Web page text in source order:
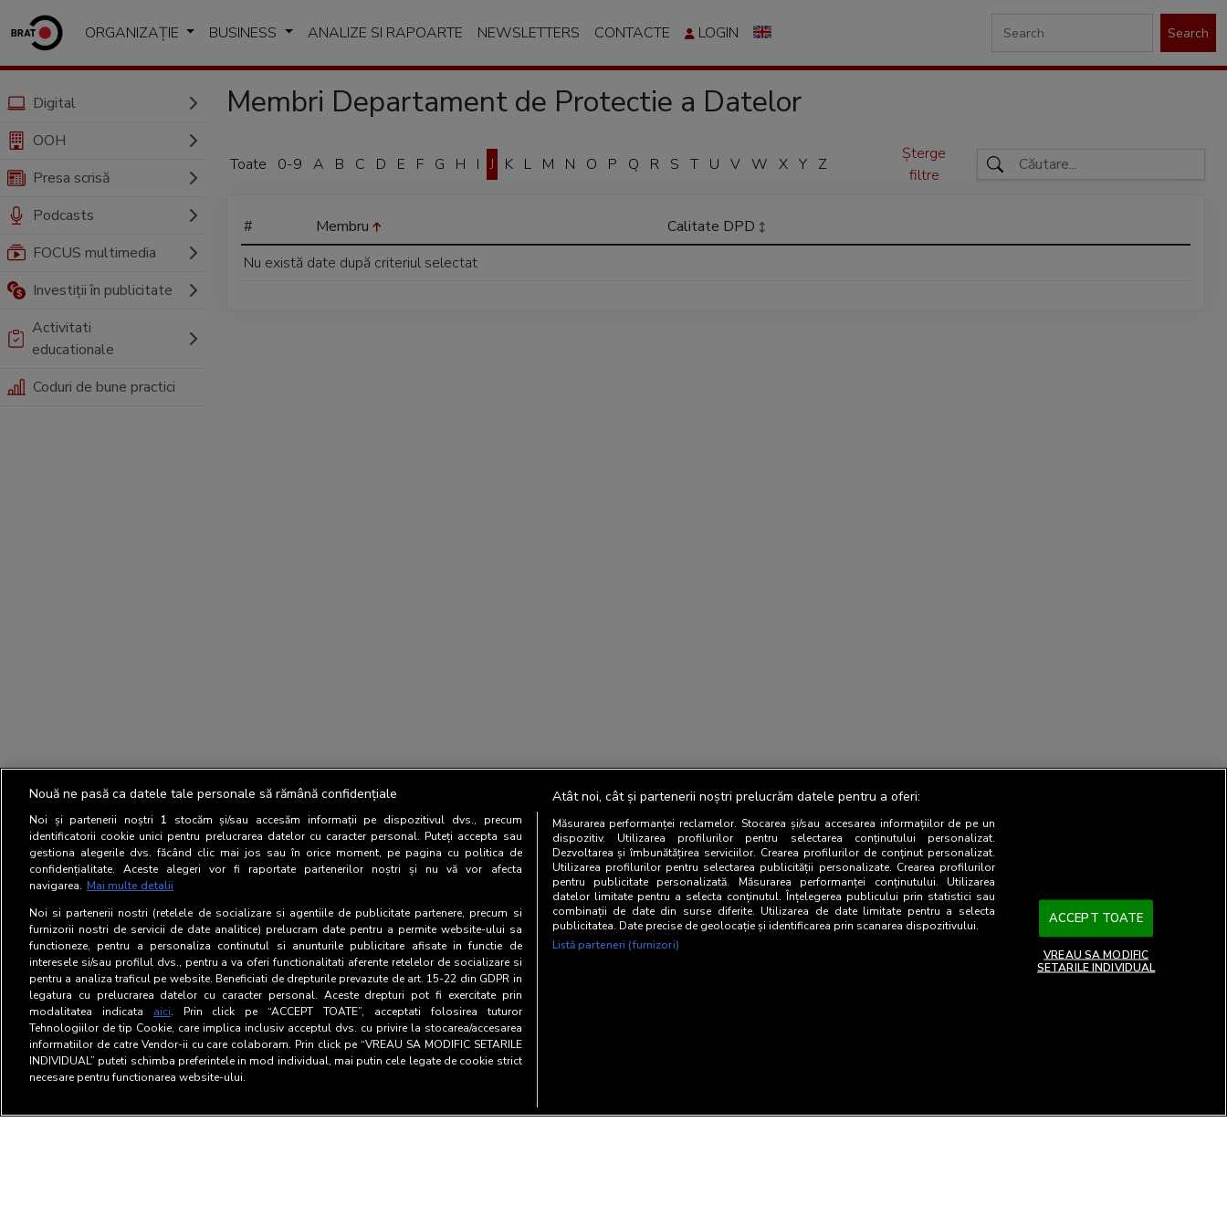
ORGANIZAȚIE BUSINESS ANALIZE SI RAPOARTE NEWSLETTERS CONTACTE LOGIN Search
Digital
OOH
Presa scrisă
Podcasts
FOCUS multimedia
Investiții în publicitate
Activitati
educationale
Coduri de bune practici
Membri Departament de Protectie a Datelor
Toate 0-9 A B C D E F G H I J K L M N O P Q R S T U V W X Y Z
Șterge
filtre
# Membru
Calitate DPD
Nu există date după criteriul selectat
Nouă ne pasă ca datele tale personale să rămână confidențiale
Noi și partenerii noștri 1 stocăm și/sau accesăm informații pe dispozitivul dvs., precum
identificatorii cookie unici pentru prelucrarea datelor cu caracter personal. Puteți accepta sau
gestiona alegerile dvs. făcând clic mai jos sau în orice moment, pe pagina cu politica de
confidențialitate. Aceste alegeri vor fi raportate partenerilor noștri și nu vă vor afecta
navigarea. Mai multe detalii
Noi si partenerii nostri (retelele de socializare si agentiile de publicitate partenere, precum si
furnizorii nostri de servicii de date analitice) prelucram date pentru a permite website-ului sa
functioneze, pentru a personaliza continutul si anunturile publicitare afisate in functie de
interesele si/sau profilul dvs., pentru a va oferi functionalitati aferente retelelor de socializare si
pentru a analiza traficul pe website. Beneficiati de drepturile prevazute de art. 15-22 din GDPR in
legatura cu prelucrarea datelor cu caracter personal. Aceste drepturi pot fi exercitate prin
modalitatea indicata aici. Prin click pe “ACCEPT TOATE”, acceptati folosirea tuturor
Tehnologiilor de tip Cookie, care implica inclusiv acceptul dvs. cu privire la stocarea/accesarea
informatiilor de catre Vendor-ii cu care colaboram. Prin click pe “VREAU SA MODIFIC SETARILE
INDIVIDUAL” puteti schimba preferintele in mod individual, mai putin cele legate de cookie strict
necesare pentru functionarea website-ului.
Atât noi, cât și partenerii noștri prelucrăm datele pentru a oferi:
Măsurarea performanței reclamelor. Stocarea și/sau accesarea informațiilor de pe un
dispozitiv. Utilizarea profilurilor pentru selectarea conținutului personalizat.
Dezvoltarea și îmbunătățirea serviciilor. Crearea profilurilor de conținut personalizat.
Utilizarea profilurilor pentru selectarea publicității personalizate. Crearea profilurilor
pentru publicitate personalizată. Măsurarea performanței conținutului. Utilizarea
datelor limitate pentru a selecta conținutul. Înțelegerea publicului prin statistici sau
combinații de date din surse diferite. Utilizarea de date limitate pentru a selecta
publicitatea. Date precise de geolocație și identificarea prin scanarea dispozitivului.
Listă parteneri (furnizori)
ACCEPT TOATE
VREAU SA MODIFIC
SETARILE INDIVIDUAL